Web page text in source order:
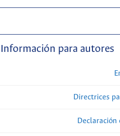
Información para autores
Directrices